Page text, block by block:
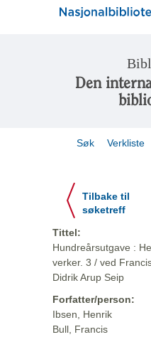
Den
Søk Verkliste
Tilbake til
søketreff
Tittel:
Hundreårsutgave :
verker. 3 / ved
Didrik Arup Seip
Forfatter/person:
Ibsen, Henrik
Bull, Francis